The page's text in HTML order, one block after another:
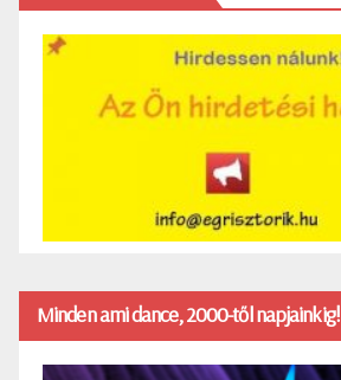
Minden ami dance, 2000-től napjainkig!